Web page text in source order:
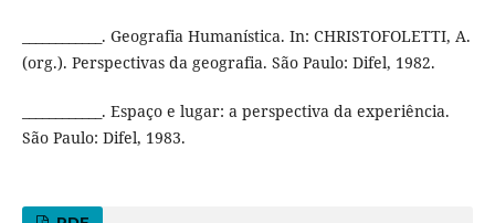
____________. Geografia Humanística. In: CHRISTOFOLETTI, A.
(org.). Perspectivas da geografia. São Paulo: Difel, 1982.
____________. Espaço e lugar: a perspectiva da experiência.
São Paulo: Difel, 1983.